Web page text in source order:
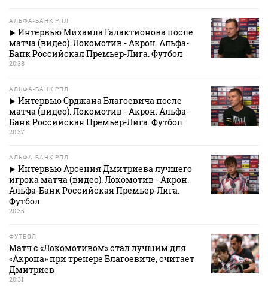
АЛЬФА-БАНК РПЛ
Интервью Михаила Галактионова после
матча (видео). Локомотив - Акрон. Альфа-
Банк Российская Премьер-Лига. Футбол
20:38
АЛЬФА-БАНК РПЛ
Интервью Срджана Благоевича после
матча (видео). Локомотив - Акрон. Альфа-
Банк Российская Премьер-Лига. Футбол
20:37
АЛЬФА-БАНК РПЛ
Интервью Арсения Дмитриева лучшего
игрока матча (видео). Локомотив - Акрон.
Альфа-Банк Российская Премьер-Лига.
Футбол
20:35
ФУТБОЛ
Матч с «Локомотивом» стал лучшим для
«Акрона» при тренере Благоевиче, считает
Дмитриев
20:31